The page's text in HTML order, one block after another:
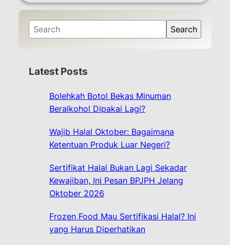
S
e
c
Search
Latest Posts
Bolehkah Botol Bekas Minuman
Beralkohol Dipakai Lagi?
Wajib Halal Oktober: Bagaimana
Ketentuan Produk Luar Negeri?
Sertifikat Halal Bukan Lagi Sekadar
Kewajiban, Ini Pesan BPJPH Jelang
Oktober 2026
Frozen Food Mau Sertifikasi Halal? Ini
yang Harus Diperhatikan